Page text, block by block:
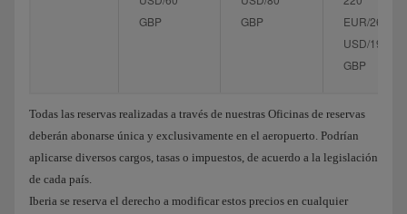
GBP
GBP
EUR/260
USD/195
GBP
Todas las reservas realizadas a través de nuestras Oficinas de reservas
deberán abonarse única y exclusivamente en el aeropuerto. Podrían
aplicarse diversos cargos, tasas o impuestos, de acuerdo a la legislación
de cada país.
Iberia se reserva el derecho a modificar estos precios en cualquier